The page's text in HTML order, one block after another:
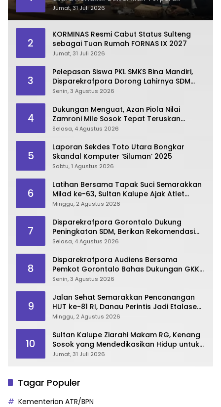
Jumat, 31 Juli 2026
2
KORMINAS Resmi Cabut Status Sulteng
sebagai Tuan Rumah FORNAS IX 2027
Jumat, 31 Juli 2026
3
Pelepasan Siswa PKL SMKS Bina Mandiri,
Disparekrafpora Dorong Lahirnya SDM
Pariwisata Unggul
Senin, 3 Agustus 2026
4
Dukungan Menguat, Azan Piola Nilai
Zamroni Mile Sosok Tepat Teruskan
Pembangunan Bone Bolango
Selasa, 4 Agustus 2026
5
Laporan Sekdes Toto Utara Bongkar
Skandal Komputer ‘Siluman’ 2025
Sabtu, 1 Agustus 2026
6
Latihan Bersama Tapak Suci Semarakkan
Milad ke-63, Sultan Kalupe Ajak Atlet
Lestarikan Budaya Bela Diri
Minggu, 2 Agustus 2026
7
Disparekrafpora Gorontalo Dukung
Peningkatan SDM, Berikan Rekomendasi
Studi S3 bagi Pegawai
Selasa, 4 Agustus 2026
8
Disparekrafpora Audiens Bersama
Pemkot Gorontalo Bahas Dukungan GKK
2026
Senin, 3 Agustus 2026
9
Jalan Sehat Semarakkan Pencanangan
HUT ke-81 RI, Danau Perintis Jadi Etalase
Wisata Gorontalo
Minggu, 2 Agustus 2026
10
Sultan Kalupe Ziarahi Makam RG, Kenang
Sosok yang Mendedikasikan Hidup untuk
Gorontalo
Jumat, 31 Juli 2026
Tagar Populer
Kementerian ATR/BPN